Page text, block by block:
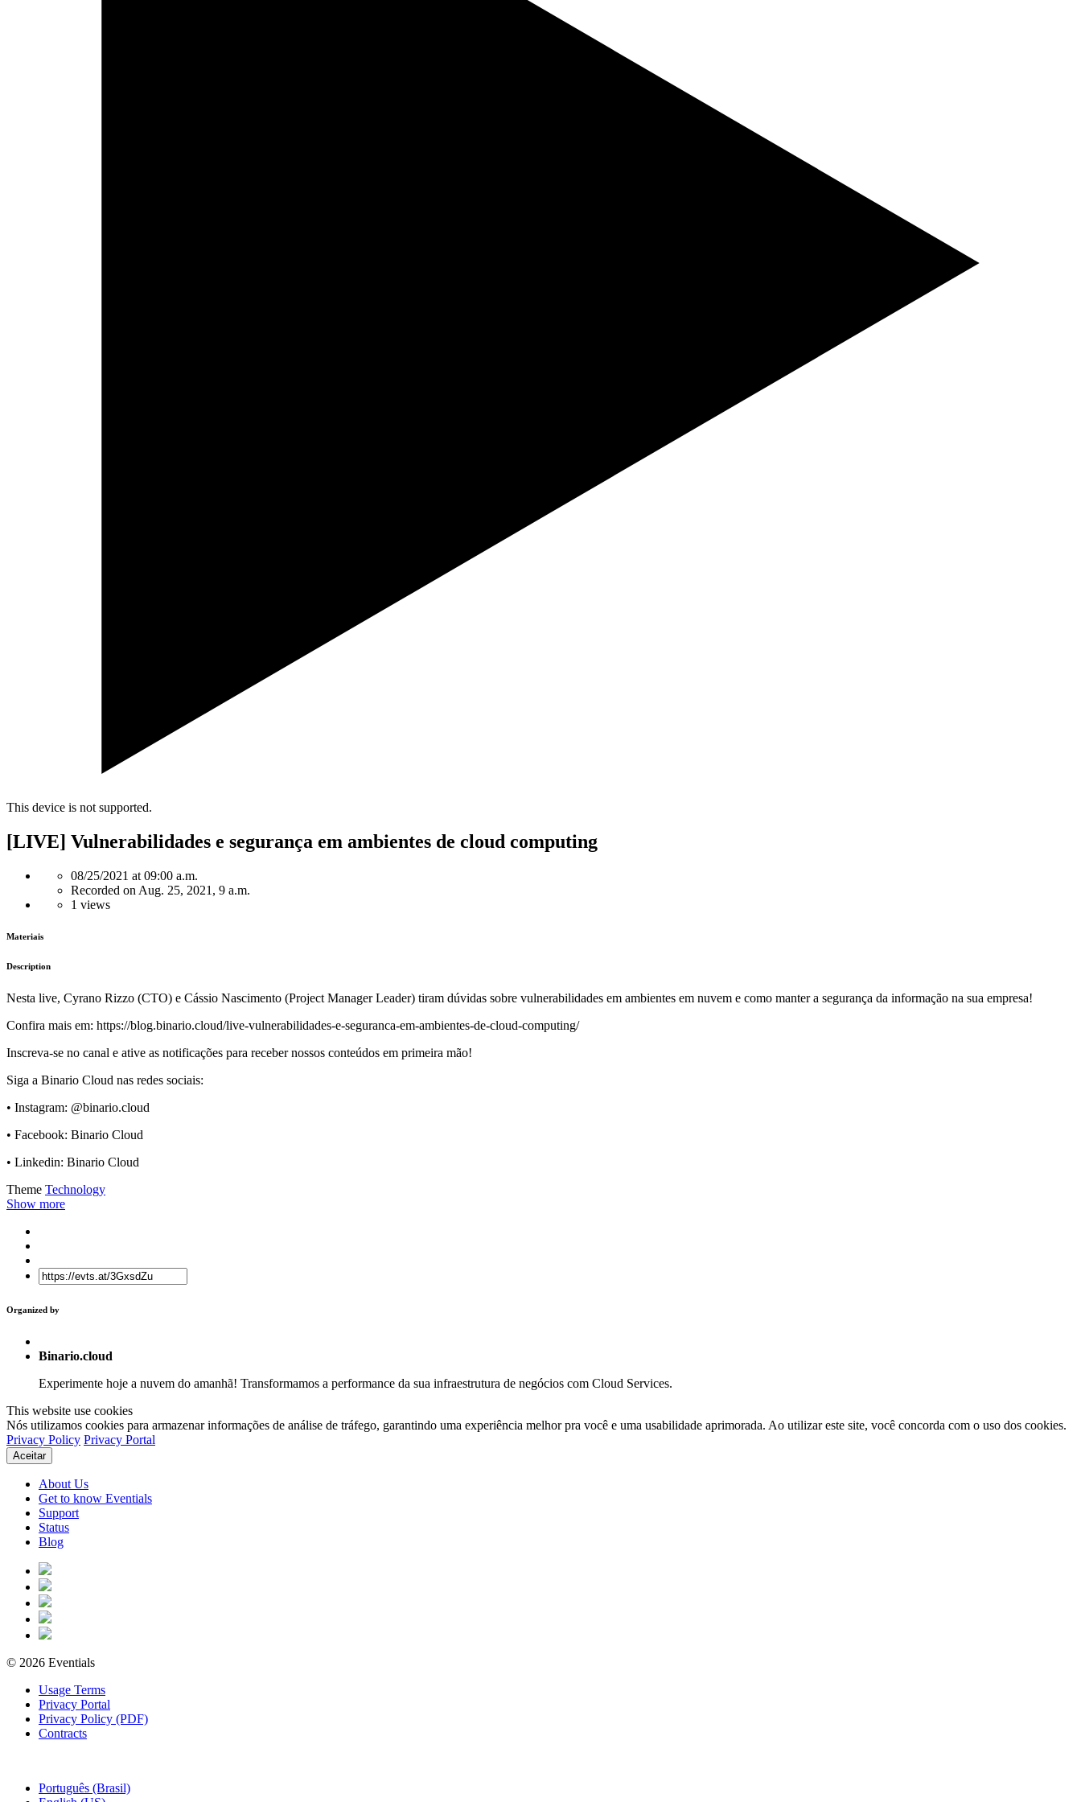
This device is not supported.
[LIVE] Vulnerabilidades e segurança em ambientes de cloud computing
08/25/2021 at 09:00 a.m.
Recorded on Aug. 25, 2021, 9 a.m.
1 views
Materiais
Description
Nesta live, Cyrano Rizzo (CTO) e Cássio Nascimento (Project Manager Leader) tiram dúvidas sobre vulnerabilidades em ambientes em nuvem e como manter a segurança da informação na sua empresa!
Confira mais em: https://blog.binario.cloud/live-vulnerabilidades-e-seguranca-em-ambientes-de-cloud-computing/
Inscreva-se no canal e ative as notificações para receber nossos conteúdos em primeira mão!
Siga a Binario Cloud nas redes sociais:
• Instagram: @binario.cloud
• Facebook: Binario Cloud
• Linkedin: Binario Cloud
Theme Technology
Show more
Organized by
Binario.cloud
Experimente hoje a nuvem do amanhã! Transformamos a performance da sua infraestrutura de negócios com Cloud Services.
This website use cookies
Nós utilizamos cookies para armazenar informações de análise de tráfego, garantindo uma experiência melhor pra você e uma usabilidade aprimorada. Ao utilizar este site, você concorda com o uso dos cookies.
Privacy Policy Privacy Portal
Aceitar
About Us
Get to know Eventials
Support
Status
Blog
© 2026 Eventials
Usage Terms
Privacy Portal
Privacy Policy (PDF)
Contracts
Português (Brasil)